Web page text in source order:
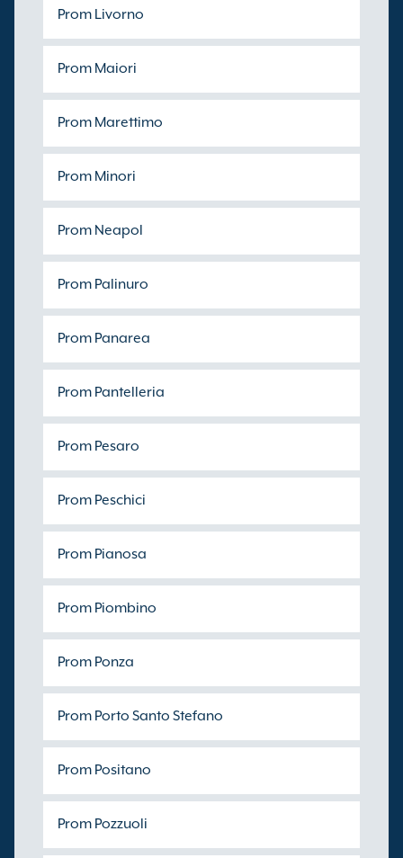
Prom Livorno
Prom Maiori
Prom Marettimo
Prom Minori
Prom Neapol
Prom Palinuro
Prom Panarea
Prom Pantelleria
Prom Pesaro
Prom Peschici
Prom Pianosa
Prom Piombino
Prom Ponza
Prom Porto Santo Stefano
Prom Positano
Prom Pozzuoli